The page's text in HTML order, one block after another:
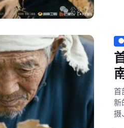
首
新
摄